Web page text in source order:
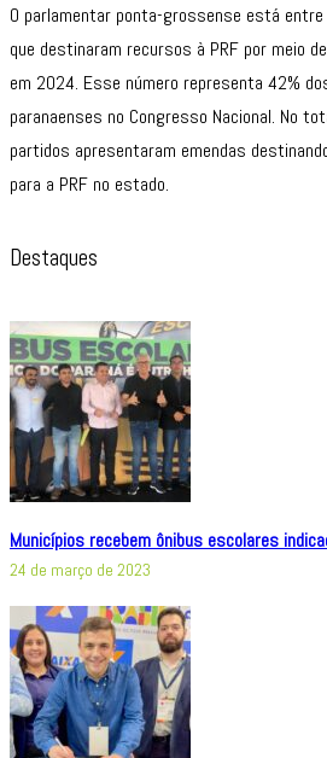
O parlamentar ponta-grossense está
que destinaram recursos à PRF por meio
em 2024. Esse número representa 42%
paranaenses no Congresso Nacional. No
partidos apresentaram emendas
para a PRF no estado.
Destaques
Municípios recebem ônibus escolares
24 de março de 2023